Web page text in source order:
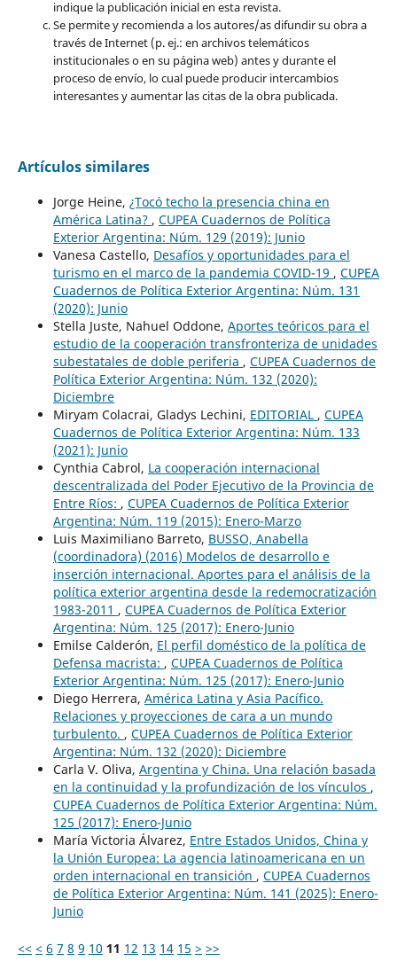
indique la publicación inicial en esta revista.
Se permite y recomienda a los autores/as difundir su obra a
través de Internet (p. ej.: en archivos telemáticos
institucionales o en su página web) antes y durante el
proceso de envío, lo cual puede producir intercambios
interesantes y aumentar las citas de la obra publicada.
Artículos similares
Jorge Heine, ¿Tocó techo la presencia china en
América Latina? , CUPEA Cuadernos de Política
Exterior Argentina: Núm. 129 (2019): Junio
Vanesa Castello, Desafíos y oportunidades para el
turismo en el marco de la pandemia COVID-19 , CUPEA
Cuadernos de Política Exterior Argentina: Núm. 131
(2020): Junio
Stella Juste, Nahuel Oddone, Aportes teóricos para el
estudio de la cooperación transfronteriza de unidades
subestatales de doble periferia , CUPEA Cuadernos de
Política Exterior Argentina: Núm. 132 (2020):
Diciembre
Miryam Colacrai, Gladys Lechini, EDITORIAL , CUPEA
Cuadernos de Política Exterior Argentina: Núm. 133
(2021): Junio
Cynthia Cabrol, La cooperación internacional
descentralizada del Poder Ejecutivo de la Provincia de
Entre Ríos: , CUPEA Cuadernos de Política Exterior
Argentina: Núm. 119 (2015): Enero-Marzo
Luis Maximiliano Barreto, BUSSO, Anabella
(coordinadora) (2016) Modelos de desarrollo e
inserción internacional. Aportes para el análisis de la
política exterior argentina desde la redemocratización
1983-2011 , CUPEA Cuadernos de Política Exterior
Argentina: Núm. 125 (2017): Enero-Junio
Emilse Calderón, El perfil doméstico de la política de
Defensa macrista: , CUPEA Cuadernos de Política
Exterior Argentina: Núm. 125 (2017): Enero-Junio
Diego Herrera, América Latina y Asia Pacífico.
Relaciones y proyecciones de cara a un mundo
turbulento. , CUPEA Cuadernos de Política Exterior
Argentina: Núm. 132 (2020): Diciembre
Carla V. Oliva, Argentina y China. Una relación basada
en la continuidad y la profundización de los vínculos ,
CUPEA Cuadernos de Política Exterior Argentina: Núm.
125 (2017): Enero-Junio
María Victoria Álvarez, Entre Estados Unidos, China y
la Unión Europea: La agencia latinoamericana en un
orden internacional en transición , CUPEA Cuadernos
de Política Exterior Argentina: Núm. 141 (2025): Enero-
Junio
<< < 6 7 8 9 10 11 12 13 14 15 > >>